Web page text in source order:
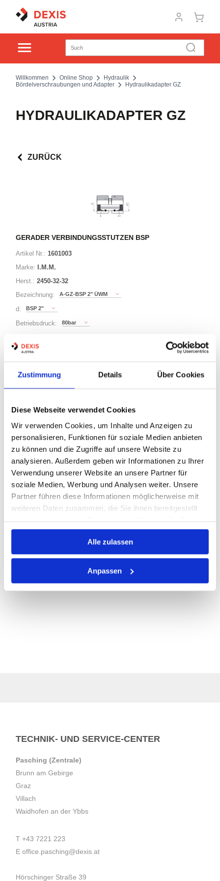
Zustimmung Details Über Cookies
Diese Webseite verwendet Cookies
Wir verwenden Cookies, um Inhalte und Anzeigen zu
personalisieren, Funktionen für soziale Medien anbieten
zu können und die Zugriffe auf unsere Website zu
analysieren. Außerdem geben wir Informationen zu Ihrer
Verwendung unserer Website an unsere Partner für
soziale Medien, Werbung und Analysen weiter. Unsere
Partner führen diese Informationen möglicherweise mit
weiteren Daten zusammen, die Sie ihnen bereitgestellt
gesammelt haben.
Alle zulassen
Anpassen
Willkommen Online Shop
Hydraulik
Bördelverschraubungen und Adapter
Hydraulikadapter GZ
HYDRAULIKADAPTER GZ
ZURÜCK
GERADER VERBINDUNGSSTUTZEN BSP
Artikel Nr.: 1601003
Marke: I.M.M.
Herst.: 2450-32-32
Bezeichnung:
A-GZ-BSP 2" ÜWM
d: BSP 2"
Betriebsdruck: 80bar
8 Varianten
STK
Nicht auf Lager
Print
PRODUKTBESCHREIBUNG
TECHNIK- UND SERVICE-CENTER
Pasching (Zentrale)
Brunn am Gebirge
Graz
Villach
Waidhofen an der Ybbs
T +43 7221 223
E office.pasching@dexis.at
Hörschinger Straße 39